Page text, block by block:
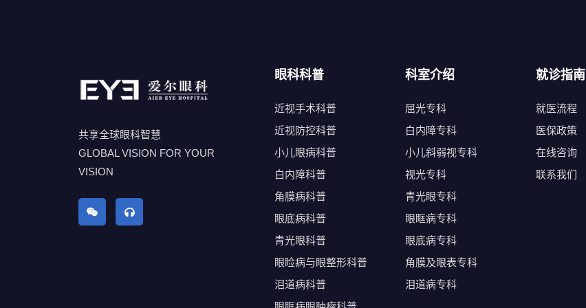
共享全球眼科智慧
GLOBAL VISION FOR YOUR
VISION
眼科科普
近视手术科普
近视防控科普
小儿眼病科普
白内障科普
角膜病科普
眼底病科普
青光眼科普
眼睑病与眼整形科普
泪道病科普
科室介绍
屈光专科
白内障专科
小儿斜弱视专科
视光专科
青光眼专科
眼眶病专科
眼底病专科
角膜及眼表专科
泪道病专科
就诊指南
就医流程
医保政策
在线咨询
联系我们